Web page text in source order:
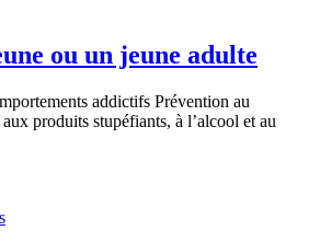
ou un jeune adulte
addictifs Prévention au
produits stupéfiants, à l’alcool et au